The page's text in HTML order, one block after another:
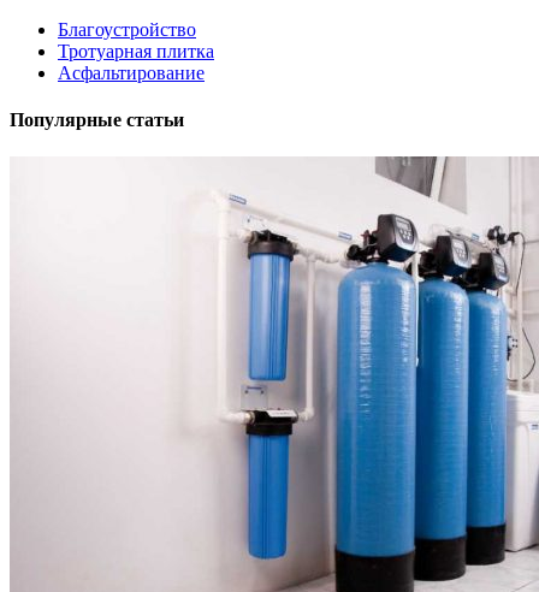
Благоустройство
Тротуарная плитка
Асфальтирование
Популярные статьи